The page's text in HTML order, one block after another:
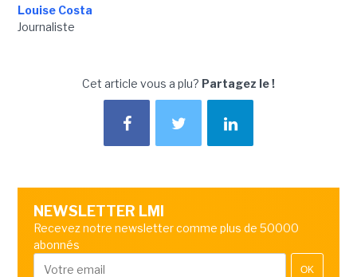
Louise Costa
Journaliste
Cet article vous a plu? Partagez le !
NEWSLETTER LMI
Recevez notre newsletter comme plus de 50000
abonnés
OK